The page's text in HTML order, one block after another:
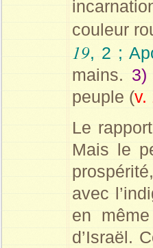
couleur
19, 2 ;
mains. 3)
peuple (v.
Le
Mais le
avec
en
d’Israël.